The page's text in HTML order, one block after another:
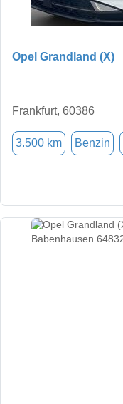
Opel Grandland (X)
Frankfurt, 60386
3.500 km Benzin